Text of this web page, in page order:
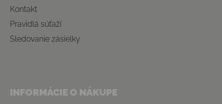
Kontakt
Pravidlá súťaží
Sledovanie zásielky
INFORMÁCIE O NÁKUPE